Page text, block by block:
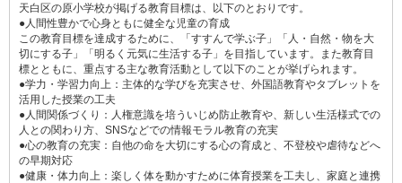
天白区の原小学校が掲げる教育目標は、以下のとおりです。
●人間性豊かで心身ともに健全な児童の育成
この教育目標を達成するために、「すすんで学ぶ子」「人・自然・物を大
切にする子」「明るく元気に生活する子」を目指しています。また教育目
標とともに、重点する主な教育活動として以下のことが挙げられます。
●学力・学習力向上：主体的な学びを充実させ、外国語教育やタブレットを
活用した授業の工夫
●人間関係づくり：人権意識を培ういじめ防止教育や、新しい生活様式での
人との関わり方、SNSなどでの情報モラル教育の充実
●心の教育の充実：自他の命を大切にする心の育成と、不登校や虐待などへ
の早期対応
●健康・体力向上：楽しく体を動かすために体育授業を工夫し、家庭と連携